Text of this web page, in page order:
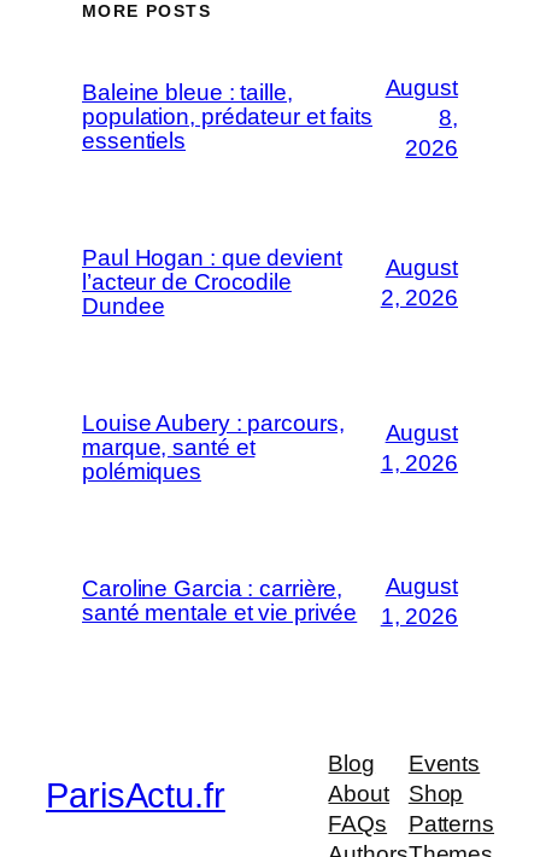
MORE POSTS
Baleine bleue : taille,
population, prédateur et faits
essentiels
August
8,
2026
Paul Hogan : que devient
l’acteur de Crocodile
Dundee
August
2, 2026
Louise Aubery : parcours,
marque, santé et
polémiques
August
1, 2026
Caroline Garcia : carrière,
santé mentale et vie privée
August
1, 2026
ParisActu.fr
Blog
About
FAQs
Events
Shop
Patterns